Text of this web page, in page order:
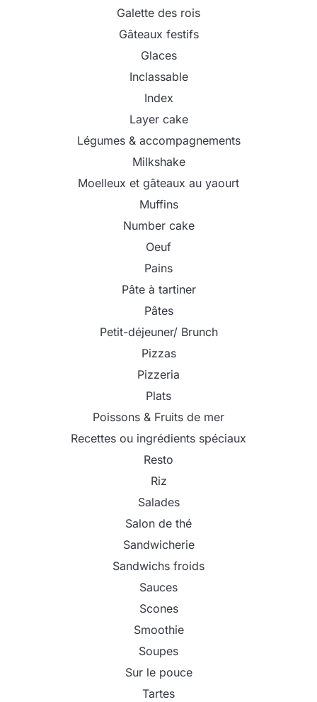
Galette des rois
Gâteaux festifs
Glaces
Inclassable
Index
Layer cake
Légumes & accompagnements
Milkshake
Moelleux et gâteaux au yaourt
Muffins
Number cake
Oeuf
Pains
Pâte à tartiner
Pâtes
Petit-déjeuner/ Brunch
Pizzas
Pizzeria
Plats
Poissons & Fruits de mer
Recettes ou ingrédients spéciaux
Resto
Riz
Salades
Salon de thé
Sandwicherie
Sandwichs froids
Sauces
Scones
Smoothie
Soupes
Sur le pouce
Tartes